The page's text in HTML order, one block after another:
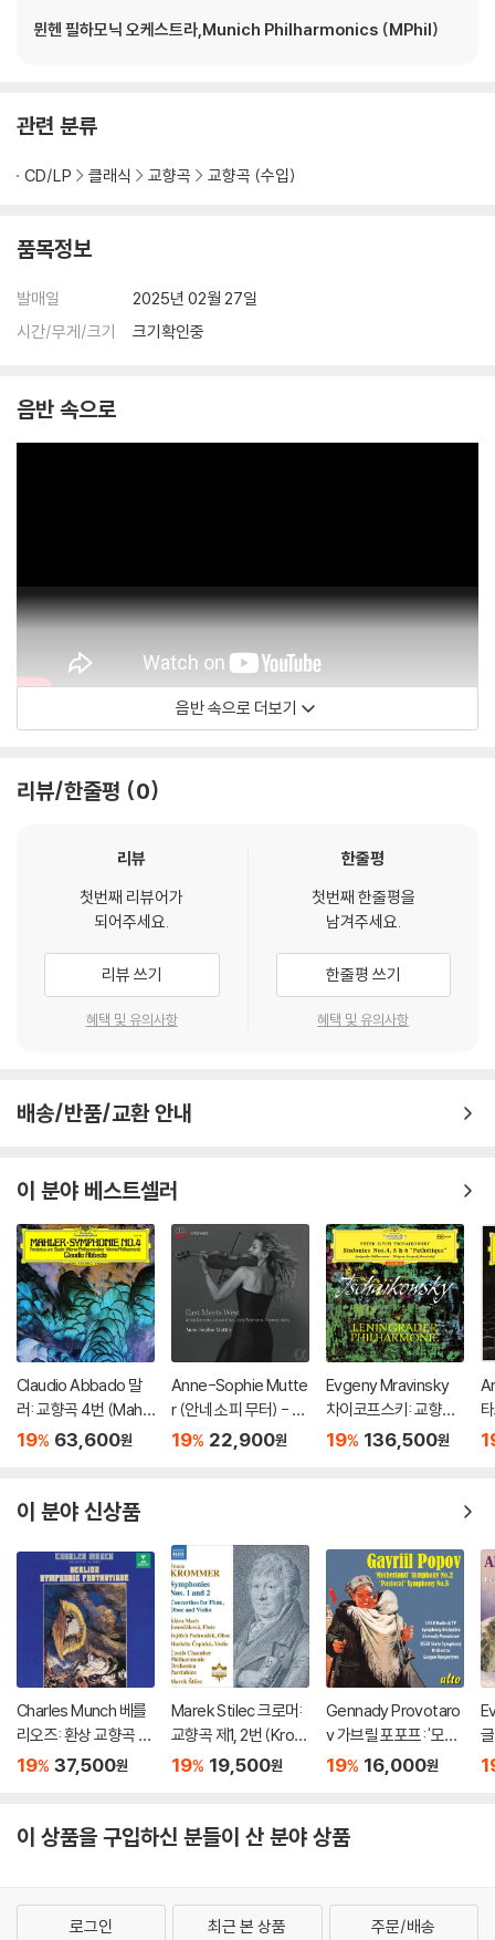
뮌헨 필하모닉 오케스트라,Munich Philharmonics (MPhil)
관련 분류
CD/LP 클래식 교향곡 교향곡 (수입)
품목정보
발매일
2025년 02월 27일
시간/무게/크기
크기확인중
음반 속으로
Munchner Philharmoniker
음반 속으로 더보기
리뷰/한줄평 0
리뷰
첫번째 리뷰어가
되어주세요.
리뷰 쓰기
혜택 및 유의사항
한줄평
첫번째 한줄평을
남겨주세요.
한줄평 쓰기
혜택 및 유의사항
배송/반품/교환 안내
이 분야 베스트셀러
Claudio Abbado 말
러: 교향곡 4번 (Mahle
r: Symphony No. 4)
19% 63,600원
Anne-Sophie Mutte
r (안네 소피 무터) - Ea
st Meets West
19% 22,900원
Evgeny Mravinsky
차이코프스키: 교향곡
4, 5, 6번 '비창' (Tchai
19% 136,500원
이 분야 신상품
Charles Munch 베를
리오즈: 환상 교향곡 (B
erlioz: Symphonie F
19% 37,500원
Marek Stilec 크로머:
교향곡 제1, 2번 (Krom
mer: Orchestral Wor
19% 19,500원
Gennady Provotaro
v 가브릴 포포프: '모국'
교향곡 2번, '전원' 교향
Motherland & Symp
19% 16,000원
이 상품을 구입하신 분들이 산 분야 상품
로그인 최근 본 상품 주문/배송